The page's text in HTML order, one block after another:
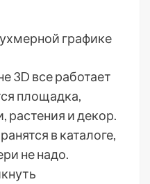
графике
3D все работает
площадка,
растения и декор.
в каталоге,
не надо.